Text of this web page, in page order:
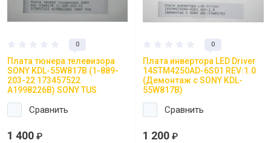
0
Плата тюнера телевизора
SONY KDL-55W817B (1-889-
203-22 173457522
A1998226B) SONY TUS
Сравнить
1 400 ₽
0
Плата инвертора LED Driver
14STM4250AD-6S01 REV:1.0
(Демонтаж с SONY KDL-
55W817B)
Сравнить
1 200 ₽